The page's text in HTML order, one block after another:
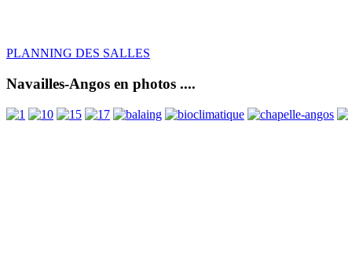
PLANNING DES SALLES
Navailles-Angos en photos ....